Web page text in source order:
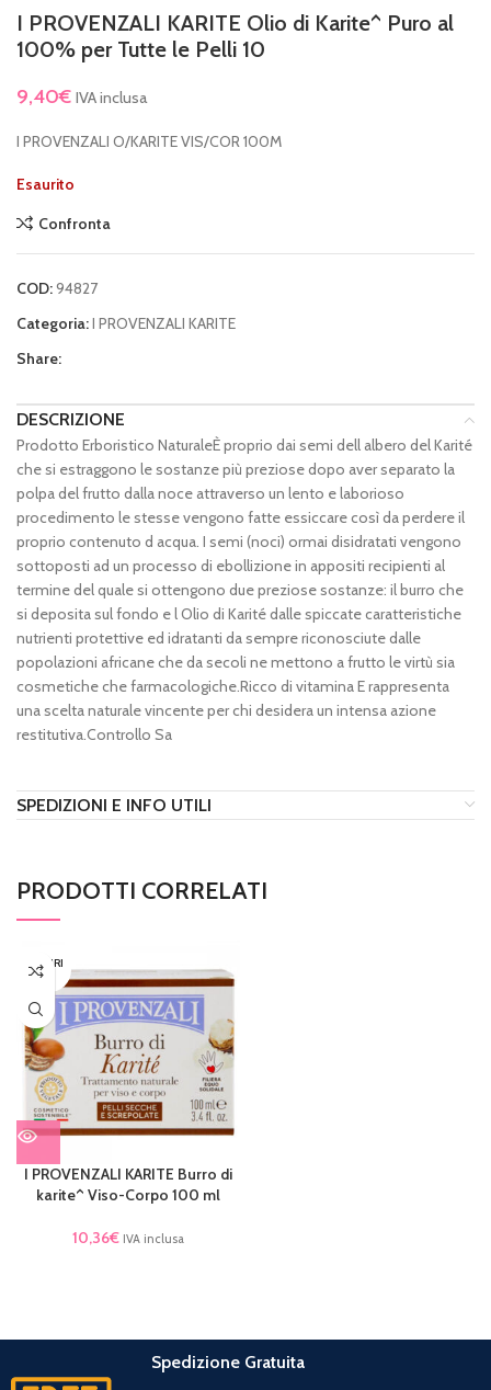
I PROVENZALI KARITE Olio di Karite^ Puro al
100% per Tutte le Pelli 10
9,40€ IVA inclusa
I PROVENZALI O/KARITE VIS/COR 100M
Esaurito
Confronta
COD:94827
Categoria:I PROVENZALI KARITE
Share:
DESCRIZIONE
Prodotto Erboristico NaturaleÈ proprio dai semi dell albero del Karité
che si estraggono le sostanze più preziose dopo aver separato la
polpa del frutto dalla noce attraverso un lento e laborioso
procedimento le stesse vengono fatte essiccare così da perdere il
proprio contenuto d acqua. I semi (noci) ormai disidratati vengono
sottoposti ad un processo di ebollizione in appositi recipienti al
termine del quale si ottengono due preziose sostanze: il burro che
si deposita sul fondo e l Olio di Karité dalle spiccate caratteristiche
nutrienti protettive ed idratanti da sempre riconosciute dalle
popolazioni africane che da secoli ne mettono a frutto le virtù sia
cosmetiche che farmacologiche.Ricco di vitamina E rappresenta
una scelta naturale vincente per chi desidera un intensa azione
restitutiva.Controllo Sa
SPEDIZIONI E INFO UTILI
PRODOTTI CORRELATI
ESAURI
TO
I PROVENZALI KARITE Burro di
karite^ Viso-Corpo 100 ml
10,36€ IVA inclusa
Spedizione Gratuita